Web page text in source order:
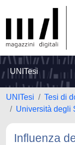
UNITesi
UNITesi
Tesi di
Università degli
Influenza